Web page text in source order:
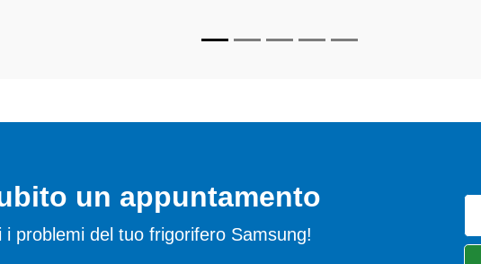
un appuntamento
i problemi del tuo frigorifero Samsung!